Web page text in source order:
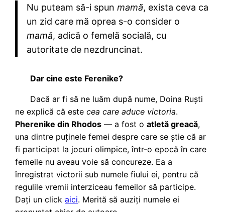
Nu puteam să-i spun mamă, exista ceva ca
un zid care mă oprea s-o consider o
mamă, adică o femelă socială, cu
autoritate de nezdruncinat.
Dar cine este Ferenike?
Dacă ar fi să ne luăm după nume, Doina Ruști
ne explică că estecea care aduce victoria.
Pherenike din Rhodos — a fost oatletă greacă,
una dintre puținele femei despre care se știe că ar
fi participat la jocuri olimpice, într-o epocă în care
femeile nu aveau voie să concureze. Ea a
înregistrat victorii sub numele fiului ei, pentru că
regulile vremii interziceau femeilor să participe.
Dați un clickaici. Merită să auziți numele ei